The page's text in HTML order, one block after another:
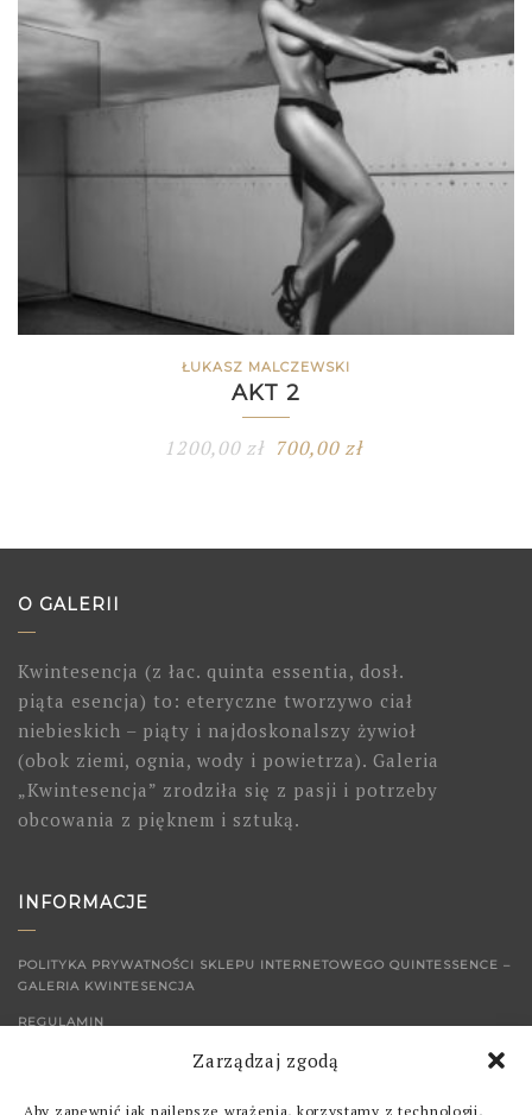
Zarządzaj zgodą
Aby zapewnić jak najlepsze wrażenia, korzystamy z technologii,
ŁUKASZ MALCZEWSKI
AKT 2
1200,00 zł 700,00 zł
O GALERII
Kwintesencja (z łac. quinta essentia, dosł.
piąta esencja) to: eteryczne tworzywo ciał
niebieskich – piąty i najdoskonalszy żywioł
(obok ziemi, ognia, wody i powietrza). Galeria
„Kwintesencja” zrodziła się z pasji i potrzeby
obcowania z pięknem i sztuką.
INFORMACJE
POLITYKA PRYWATNOŚCI SKLEPU INTERNETOWEGO QUINTESSENCE –
GALERIA KWINTESENCJA
REGULAMIN